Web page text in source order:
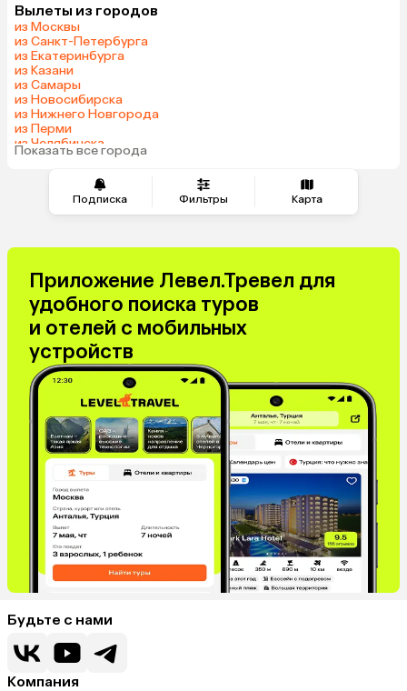
Подписка Фильтры Карта
Вылеты из городов
из Москвы
из Санкт-Петербурга
из Екатеринбурга
из Казани
из Самары
из Новосибирска
из Нижнего Новгорода
из Перми
из Челябинска
из Омска
Показать все города
Приложение Левел.Тревел для
удобного поиска туров
и отелей с мобильных
устройств
Будьте с нами
Компания